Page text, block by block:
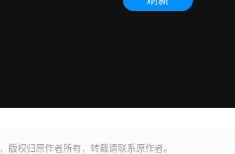
，版权归原作者所有，转载请联系原作者。